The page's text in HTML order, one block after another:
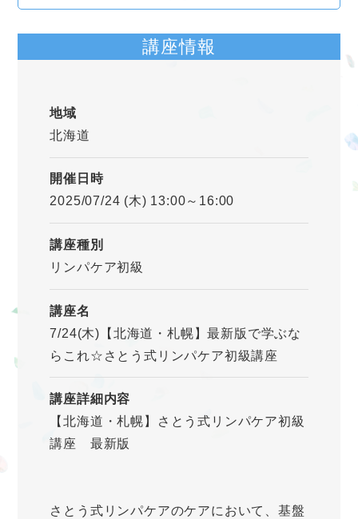
講座情報
地域
北海道
開催日時
2025/07/24 (木) 13:00～16:00
講座種別
リンパケア初級
講座名
7/24(木)【北海道・札幌】最新版で学ぶな
らこれ☆さとう式リンパケア初級講座
講座詳細内容
【北海道・札幌】さとう式リンパケア初級
講座 最新版
さとう式リンパケアのケアにおいて、基盤